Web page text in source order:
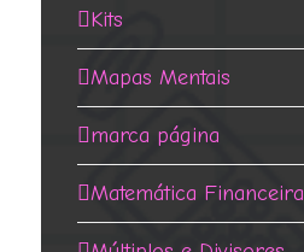
Kits
Mapas Mentais
marca página
Matemática Financeira